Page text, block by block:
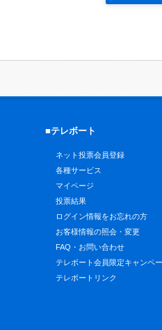
■テレボート
ネット投票会員登録
各種サービス
マイページ
投票結果
ログイン情報をお忘れの方
お客様情報の照会・変更
FAQ・お問い合わせ
テレボート会員限定キャンペ
テレボートリンク